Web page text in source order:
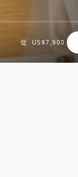
從 US$7,900